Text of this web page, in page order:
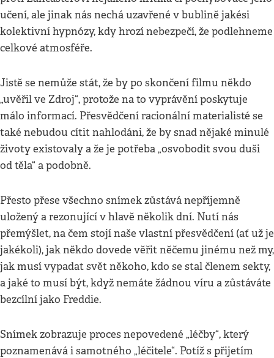
učení, ale jinak nás nechá uzavřené v bublině jakési
kolektivní hypnózy, kdy hrozí nebezpečí, že podlehneme
celkové atmosféře.
Jistě se nemůže stát, že by po skončení filmu někdo
„uvěřil ve Zdroj“, protože na to vyprávění poskytuje
málo informací. Přesvědčení racionální materialisté se
také nebudou cítit nahlodáni, že by snad nějaké minulé
životy existovaly a že je potřeba „osvobodit svou duši
od těla“ a podobně.
Přesto přese všechno snímek zůstává nepříjemně
uložený a rezonující v hlavě několik dní. Nutí nás
přemýšlet, na čem stojí naše vlastní přesvědčení (ať už je
jakékoli), jak někdo dovede věřit něčemu jinému než my,
jak musí vypadat svět někoho, kdo se stal členem sekty,
a jaké to musí být, když nemáte žádnou víru a zůstáváte
bezcílní jako Freddie.
Snímek zobrazuje proces nepovedené „léčby“, který
poznamenává i samotného „léčitele“. Potíž s přijetím